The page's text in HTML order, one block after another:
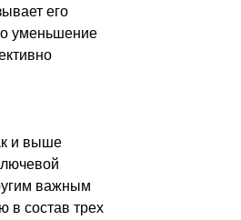
его
уменьшение
и выше
важным
в состав трех